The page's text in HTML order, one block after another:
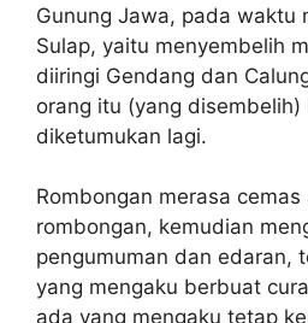
Gunung Jawa, pada waktu
Sulap, yaitu menyembelih
diiringi Gendang dan
orang itu (yang
diketumukan lagi.
Rombongan merasa
rombongan, kemudian
pengumuman dan edaran,
yang mengaku berbuat
ada yang mengaku tetap